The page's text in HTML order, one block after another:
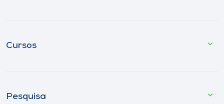
Cursos
Pesquisa